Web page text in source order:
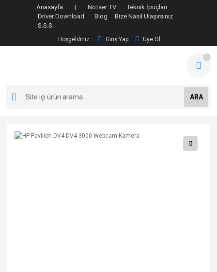
Anasayfa | Notser TV
Teknik İpuçları
Driver Download
Blog
Bize Nasıl Ulaşırsınız
S.S.S.
Hoşgeldiniz Giriş Yap Üye Ol
ARA